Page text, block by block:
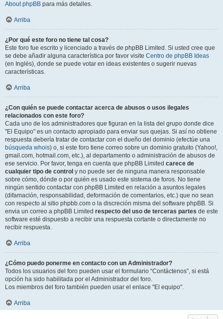
About phpBB para más detalles.
Arriba
¿Por qué este foro no tiene tal cosa?
Este foro fue escrito y licenciado a través de phpBB Limited. Si usted cree que
se debe añadir alguna característica por favor visite Centro de phpBB Ideas
(en Inglés), donde se puede votar en ideas existentes o sugerir nuevas
características.
Arriba
¿Con quién se puede contactar acerca de abusos o usos ilegales
relacionados con este foro?
Cada uno de los administradores que figuran en la lista del grupo donde dice
"El Equipo" es un contacto apropiado para enviar sus quejas. Si así no obtiene
respuesta debería tratar de contactar con el dueño del dominio (efectúe una
búsqueda whois) o, si este foro tiene correo sobre un dominio gratuito (Yahoo!,
gmail.com, hotmail.com, etc.), al departamento o administración de abusos de
ese servicio. Por favor, tenga en cuenta que phpBB Limited carece de
cualquier tipo de control y no puede ser de ninguna manera responsable
sobre cómo, dónde o por quién es usado este sistema de foros. No tiene
ningún sentido contactar con phpBB Limited en relación a asuntos legales
(difamación, responsabilidad, deformación de comentarios, etc.) que no sean
con respecto al sitio phpbb.com o la discreción misma del software phpBB. Si
envia un correo a phpBB Limited respecto del uso de terceras partes de este
software esté dispuesto a recibir una respuesta cortante o directamente no
recibir respuesta.
Arriba
¿Cómo puedo ponerme en contacto con un Administrador?
Todos los usuarios del foro pueden usar el formulario “Contáctenos”, si está
opción ha sido habilitada por el Administrador del foro.
Los miembros del foro también pueden usar el enlace "El equipo".
Arriba